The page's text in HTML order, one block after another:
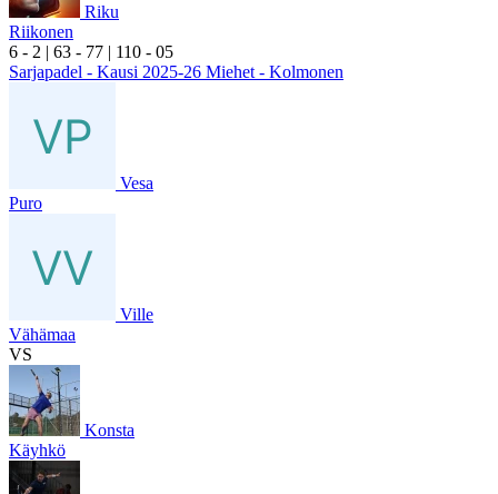
Riku
Riikonen
6 - 2 | 63 - 77 | 110 - 05
Sarjapadel - Kausi 2025-26 Miehet - Kolmonen
Vesa
Puro
Ville
Vähämaa
VS
Konsta
Käyhkö